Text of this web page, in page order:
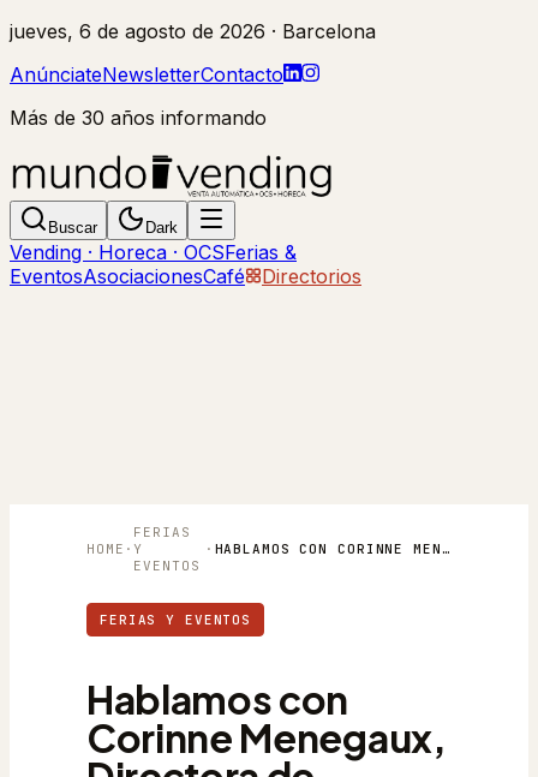
jueves, 6 de agosto de 2026 · Barcelona
AnúnciateNewsletterContacto
Más de 30 años informando
Buscar Dark
Vending · Horeca · OCSFerias &
EventosAsociacionesCafé Directorios
HOME ·
FERIAS
Y
EVENTOS
· HABLAMOS CON CORINNE MENEGAUX, DIRECTORA DE VENDING PARIS
FERIAS Y EVENTOS
Hablamos con
Corinne Menegaux,